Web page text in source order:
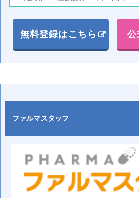
無料登録はこちら 公
ファルマスタッフ